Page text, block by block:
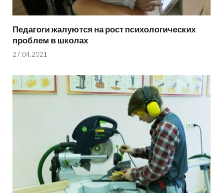
Педагоги жалуются на рост психологических
проблем в школах
27.04.2021